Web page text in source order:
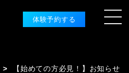
体験予約する
【始めての方必見！】お知らせ